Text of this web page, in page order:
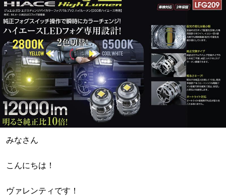
みなさん
こんにちは！
ヴァレンティです！